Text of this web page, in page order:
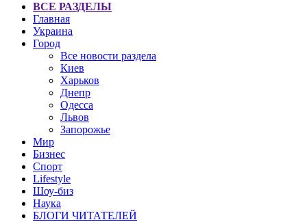
ВСЕ РАЗДЕЛЫ
Главная
Украина
Город
Все новости раздела
Киев
Харьков
Днепр
Одесса
Львов
Запорожье
Мир
Бизнес
Спорт
Lifestyle
Шоу-биз
Наука
БЛОГИ ЧИТАТЕЛЕЙ